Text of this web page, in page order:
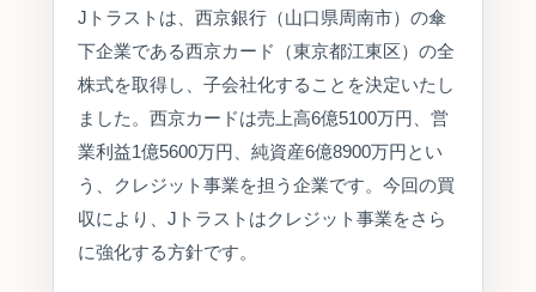
Jトラストは、西京銀行（山口県周南市）の傘
下企業である西京カード（東京都江東区）の全
株式を取得し、子会社化することを決定いたし
ました。西京カードは売上高6億5100万円、営
業利益1億5600万円、純資産6億8900万円とい
う、クレジット事業を担う企業です。今回の買
収により、Jトラストはクレジット事業をさら
に強化する方針です。